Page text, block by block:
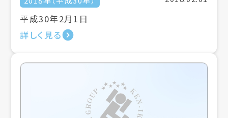
平成30年2月1日
詳しく見る